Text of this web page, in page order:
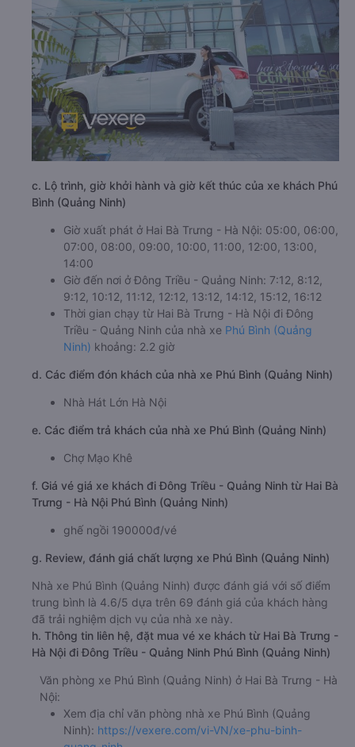
c. Lộ trình, giờ khởi hành và giờ kết thúc của xe khách Phú
Bình (Quảng Ninh)
Giờ xuất phát ở Hai Bà Trưng - Hà Nội: 05:00, 06:00,
07:00, 08:00, 09:00, 10:00, 11:00, 12:00, 13:00,
14:00
Giờ đến nơi ở Đông Triều - Quảng Ninh: 7:12, 8:12,
9:12, 10:12, 11:12, 12:12, 13:12, 14:12, 15:12, 16:12
Thời gian chạy từ Hai Bà Trưng - Hà Nội đi Đông
Triều - Quảng Ninh của nhà xe Phú Bình (Quảng
Ninh) khoảng: 2.2 giờ
d. Các điểm đón khách của nhà xe Phú Bình (Quảng Ninh)
Nhà Hát Lớn Hà Nội
e. Các điểm trả khách của nhà xe Phú Bình (Quảng Ninh)
Chợ Mạo Khê
f. Giá vé giá xe khách đi Đông Triều - Quảng Ninh từ Hai Bà
Trưng - Hà Nội Phú Bình (Quảng Ninh)
ghế ngồi 190000đ/vé
g. Review, đánh giá chất lượng xe Phú Bình (Quảng Ninh)
Nhà xe Phú Bình (Quảng Ninh) được đánh giá với số điểm
trung bình là 4.6/5 dựa trên 69 đánh giá của khách hàng
đã trải nghiệm dịch vụ của nhà xe này.
h. Thông tin liên hệ, đặt mua vé xe khách từ Hai Bà Trưng -
Hà Nội đi Đông Triều - Quảng Ninh Phú Bình (Quảng Ninh)
Văn phòng xe Phú Bình (Quảng Ninh) ở Hai Bà Trưng - Hà
Nội:
Xem địa chỉ văn phòng nhà xe Phú Bình (Quảng
Ninh): https://vexere.com/vi-VN/xe-phu-binh-